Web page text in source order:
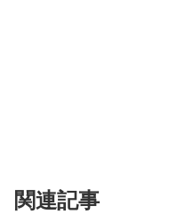
関連記事